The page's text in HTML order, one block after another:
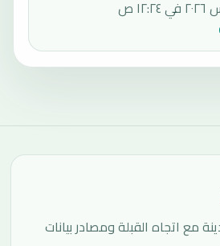
مع اتجاه القبلة ومصادر بيانات